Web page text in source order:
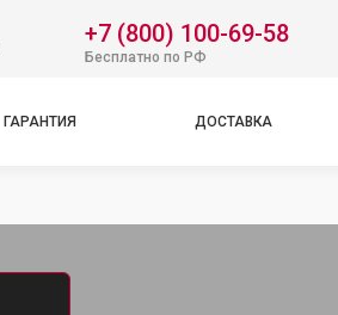
+7 (800) 100-69-58
Бесплатно по РФ
ГАРАНТИЯ ДОСТАВКА